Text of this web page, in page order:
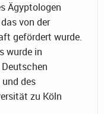
Ägyptologen
von der
gefördert wurde.
wurde in
des
zu Köln